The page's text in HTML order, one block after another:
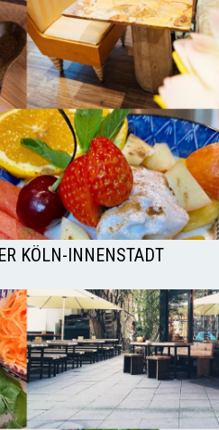
KÖLN-INNENSTADT